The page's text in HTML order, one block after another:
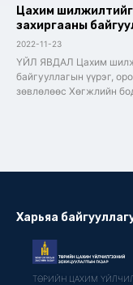
Цахим
захиргааны
2022-11-23
ҮЙЛ ЯВДАЛ Цахим
байгууллагын үүрэг,
зөвлөлөөс Хөгжлийн
Харьяа
ТӨРИЙН ЦАХИМ